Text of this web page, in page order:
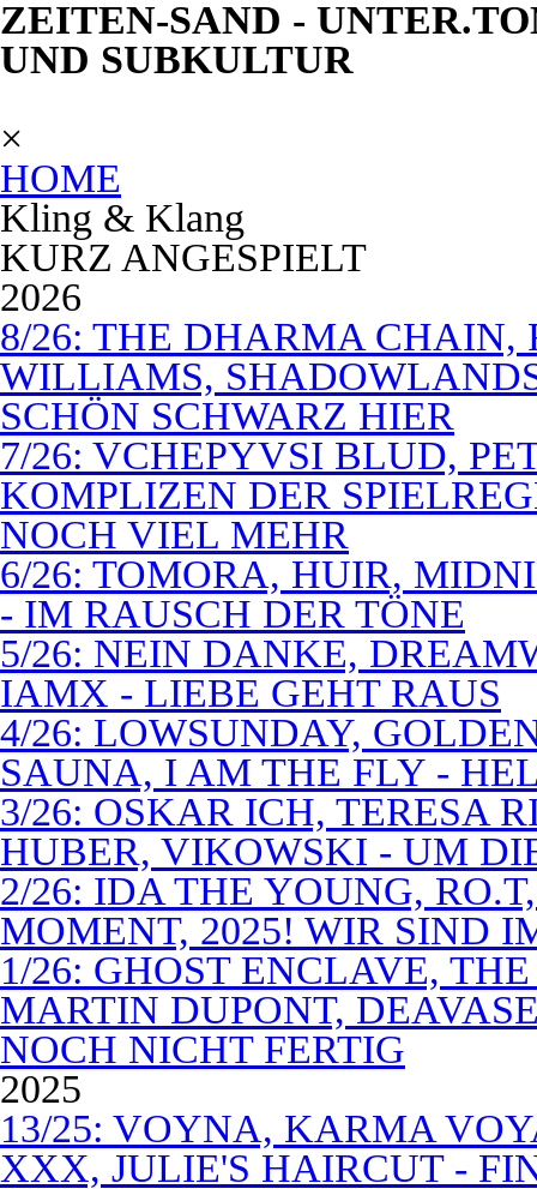
ZEITEN-SAND -
UND SUBKULTUR
×
HOME
Kling & Klang
KURZ ANGESPIELT
2026
8/26: THE DHARMA CHAIN,
WILLIAMS,
SCHÖN SCHWARZ HIER
7/26: VCHEPYVSI BLUD,
KOMPLIZEN DER
NOCH VIEL MEHR
6/26: TOMORA, HUIR,
- IM RAUSCH DER TÖNE
5/26: NEIN DANKE,
IAMX - LIEBE GEHT RAUS
4/26: LOWSUNDAY,
SAUNA, I AM THE FLY -
3/26: OSKAR ICH, TERESA
HUBER, VIKOWSKI - UM
2/26: IDA THE YOUNG,
MOMENT, 2025! WIR SIND
1/26: GHOST ENCLAVE,
MARTIN DUPONT,
NOCH NICHT FERTIG
2025
13/25: VOYNA, KARMA
XXX, JULIE'S HAIRCUT -